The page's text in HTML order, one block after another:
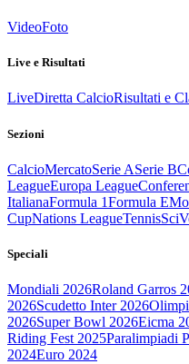
VideoFoto
Live e Risultati
LiveDiretta CalcioRisultati e
Sezioni
CalcioMercatoSerie ASerie B
LeagueEuropa League
ItalianaFormula 1Formula E
CupNations LeagueTennisSci
Speciali
Mondiali 2026Roland Garros
2026Scudetto Inter 2026
2026Super Bowl 2026Eicma
Riding Fest 2025Paralimpiadi
2024Euro 2024